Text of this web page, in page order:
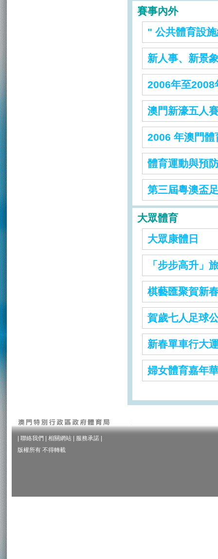
賽事內外
" 公共體育設
新人事、新景
2006年至2008
澳門新濠五人
2006 年澳門體
體育運動與預
第三屆粵澳盃
大眾體育
大眾康體日
「步步高升」
棋藝匯聚賀新
賀歲七人足球
新春單車行大
婦女體育嘉年
聯絡我們 相關網站 服務承諾
版權所有 不得轉載